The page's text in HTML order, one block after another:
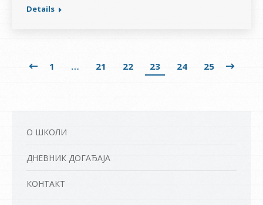
Details
1 … 21 22 23 24 25
О ШКОЛИ
ДНЕВНИК ДОГАЂАЈА
КОНТАКТ